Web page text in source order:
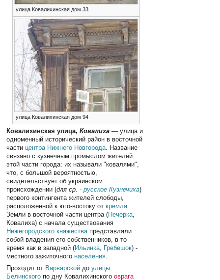
улица Ковалихинская дом 33
улица Ковалихинская дом 94
Ковалихинская улица,Ковалиха — улица и
одноменный исторический район в восточной
части центра Нижнего Новгорода. Название
связано с кузнечным промыслом жителей
этой части города: их называли "ковалями",
что, с большой вероятностью,
свидетельствует об украинском
происхождении (для ср. -русское Кузнечиха)
первого контингента жителей слободы,
расположенной к юго-востоку откремля.
Земли в восточной части центра (Печерка,
Ковалиха) с начала существования
Нижегородского княжествапредставляли
собой владения его собственников, в то
время как в западной (Ильинка, Гребешок) -
местного зажиточного населения.
Проходит от Варварской доулицы
Белинского по дну Ковалихинскогооврага